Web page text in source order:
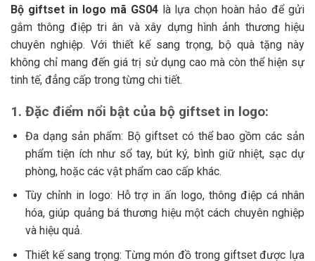
Bộ giftset in logo mã GS04là lựa chọn hoàn hảo để gửi
gắm thông điệp tri ân và xây dựng hình ảnh thương hiệu
chuyên nghiệp. Với thiết kế sang trọng, bộ quà tặng này
không chỉ mang đến giá trị sử dụng cao mà còn thể hiện sự
tinh tế, đẳng cấp trong từng chi tiết.
1. Đặc điểm nổi bật của bộ giftset in logo:
Đa dạng sản phẩm: Bộ giftset có thể bao gồm các sản
phẩm tiện ích như sổ tay, bút ký, bình giữ nhiệt, sạc dự
phòng, hoặc các vật phẩm cao cấp khác.
Tùy chỉnh in logo: Hỗ trợ in ấn logo, thông điệp cá nhân
hóa, giúp quảng bá thương hiệu một cách chuyên nghiệp
và hiệu quả.
Thiết kế sang trọng: Từng món đồ trong giftset được lựa